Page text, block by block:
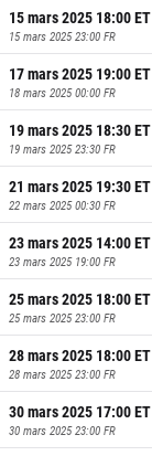
15 mars 2025 18:00ET
15 mars 2025 23:00 FR
17 mars 2025 19:00ET
18 mars 2025 00:00 FR
19 mars 2025 18:30ET
19 mars 2025 23:30 FR
21 mars 2025 19:30ET
22 mars 2025 00:30 FR
23 mars 2025 14:00ET
23 mars 2025 19:00 FR
25 mars 2025 18:00ET
25 mars 2025 23:00 FR
28 mars 2025 18:00ET
28 mars 2025 23:00 FR
30 mars 2025 17:00ET
30 mars 2025 23:00 FR